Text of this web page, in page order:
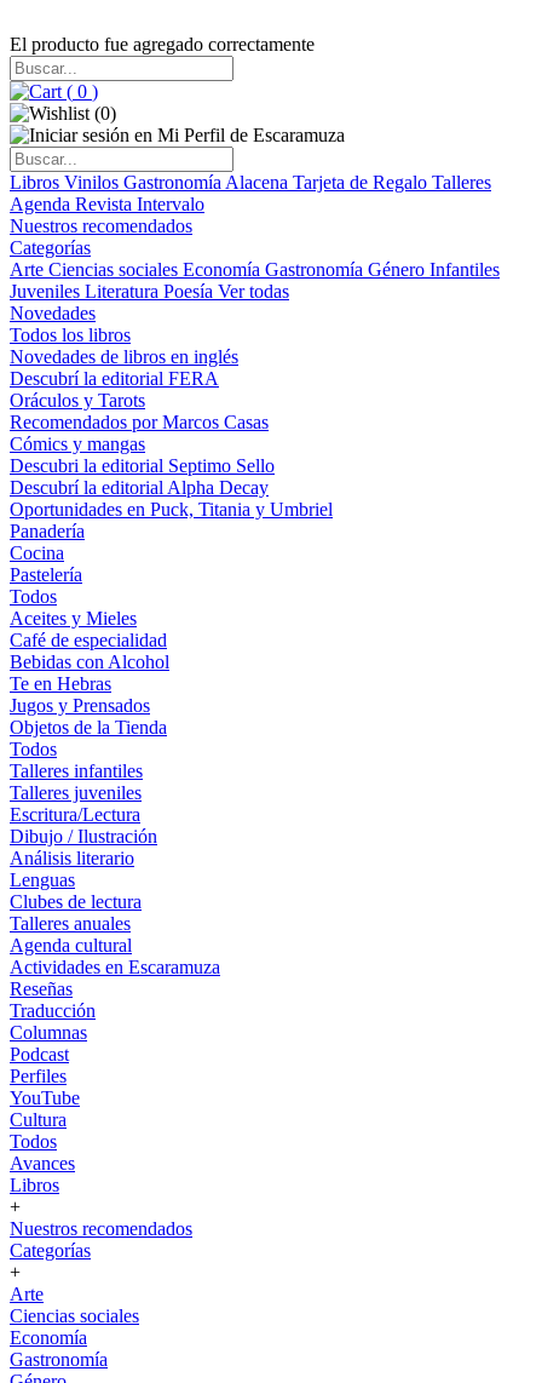
El producto fue agregado correctamente
( 0 )
(0)
Libros Vinilos Gastronomía Alacena Tarjeta de Regalo Talleres
Agenda Revista Intervalo
Nuestros recomendados
Categorías
Arte Ciencias sociales Economía Gastronomía Género Infantiles
Juveniles Literatura Poesía Ver todas
Novedades
Todos los libros
Novedades de libros en inglés
Descubrí la editorial FERA
Oráculos y Tarots
Recomendados por Marcos Casas
Cómics y mangas
Descubri la editorial Septimo Sello
Descubrí la editorial Alpha Decay
Oportunidades en Puck, Titania y Umbriel
Panadería
Cocina
Pastelería
Todos
Aceites y Mieles
Café de especialidad
Bebidas con Alcohol
Te en Hebras
Jugos y Prensados
Objetos de la Tienda
Todos
Talleres infantiles
Talleres juveniles
Escritura/Lectura
Dibujo / Ilustración
Análisis literario
Lenguas
Clubes de lectura
Talleres anuales
Agenda cultural
Actividades en Escaramuza
Reseñas
Traducción
Columnas
Podcast
Perfiles
YouTube
Cultura
Todos
Avances
Libros
+
Nuestros recomendados
Categorías
+
Arte
Ciencias sociales
Economía
Gastronomía